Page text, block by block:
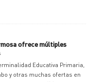
ofrece múltiples
Educativa Primaria,
y otras muchas ofertas en